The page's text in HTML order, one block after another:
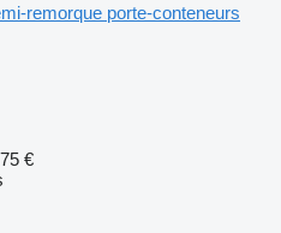
remorque porte-conteneurs
€